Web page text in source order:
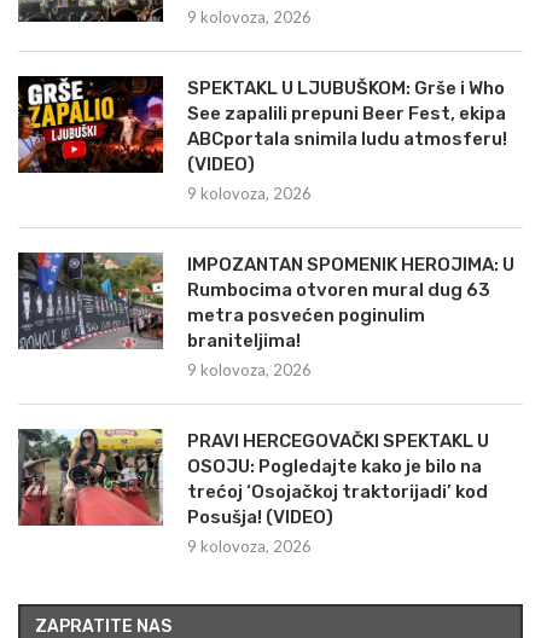
9 kolovoza, 2026
SPEKTAKL U LJUBUŠKOM: Grše i Who
See zapalili prepuni Beer Fest, ekipa
ABCportala snimila ludu atmosferu!
(VIDEO)
9 kolovoza, 2026
IMPOZANTAN SPOMENIK HEROJIMA: U
Rumbocima otvoren mural dug 63
metra posvećen poginulim
braniteljima!
9 kolovoza, 2026
PRAVI HERCEGOVAČKI SPEKTAKL U
OSOJU: Pogledajte kako je bilo na
trećoj ‘Osojačkoj traktorijadi’ kod
Posušja! (VIDEO)
9 kolovoza, 2026
ZAPRATITE NAS